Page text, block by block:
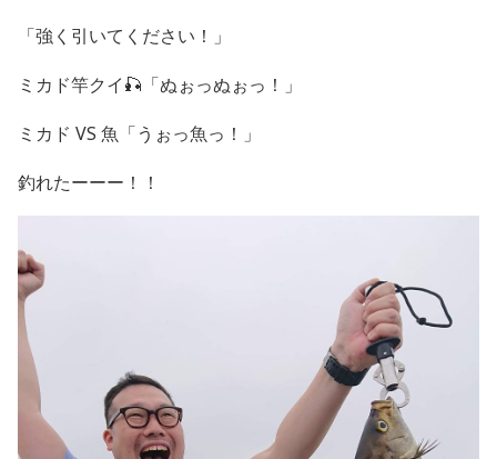
「強く引いてください！」
ミカド竿クイ🎣「ぬぉっぬぉっ！」
ミカド VS 魚「うぉっ魚っ！」
釣れたーーー！！